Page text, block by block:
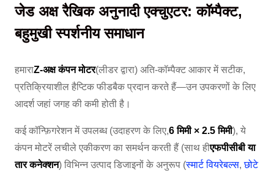
जेड अक्ष रैखिक अनुनादी एक्चुएटर: कॉम्पैक्ट,
बहुमुखी स्पर्शनीय समाधान
हमाराZ-अक्ष कंपन मोटर(लीडर द्वारा) अति-कॉम्पैक्ट आकार में सटीक,
प्रतिक्रियाशील हैप्टिक फीडबैक प्रदान करते हैं—उन उपकरणों के लिए
आदर्श जहां जगह की कमी होती है।
कई कॉन्फ़िगरेशन में उपलब्ध (उदाहरण के लिए,6 मिमी × 2.5 मिमी), ये
कंपन मोटरें लचीले एकीकरण का समर्थन करती हैं (साथ हीएफपीसीबी या
तार कनेक्शन) विभिन्न उत्पाद डिजाइनों के अनुरूप (स्मार्ट वियरेबल्स,छोटे